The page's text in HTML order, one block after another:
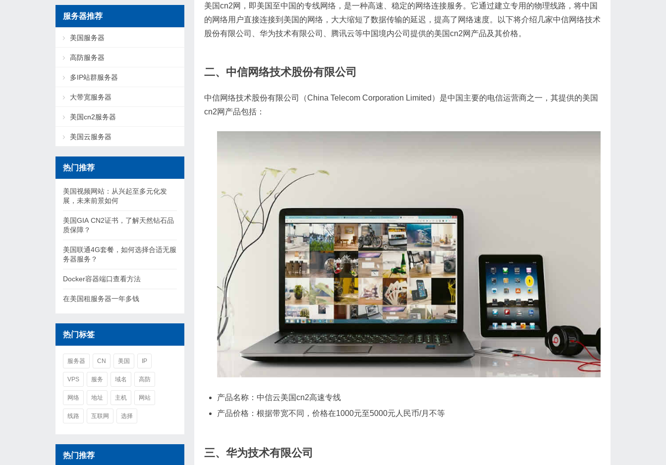
美国cn2网，即美国至中国的专线网络，是一种高速、稳定的网络连接服务。它通过建立专用的物理线路，将中国
的网络用户直接连接到美国的网络，大大缩短了数据传输的延迟，提高了网络速度。以下将介绍几家中信网络技术
股份有限公司、华为技术有限公司、腾讯云等中国境内公司提供的美国cn2网产品及其价格。
二、中信网络技术股份有限公司
中信网络技术股份有限公司（China Telecom Corporation Limited）是中国主要的电信运营商之一，其提供的美国
cn2网产品包括：
产品名称：中信云美国cn2高速专线
产品价格：根据带宽不同，价格在1000元至5000元人民币/月不等
三、华为技术有限公司
服务器推荐
美国服务器
高防服务器
多IP站群服务器
大带宽服务器
美国cn2服务器
美国云服务器
热门推荐
美国视频网站：从兴起至多元化发
展，未来前景如何
美国GIA CN2证书，了解天然钻石品
质保障？
美国联通4G套餐，如何选择合适无服
务器服务？
Docker容器端口查看方法
在美国租服务器一年多钱
热门标签
服务器 CN 美国 IP
VPS 服务 域名 高防
网络 地址 主机 网站
线路 互联网 选择
热门推荐